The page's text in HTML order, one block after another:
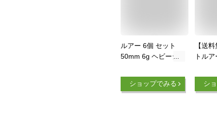
ルアー 6個 セット
50mm 6g ヘビーシ
ルト 渓流 汎用ルア
ー 初心者向け|アジ
ショップでみる
【送
トル
ンキン
アト
シ